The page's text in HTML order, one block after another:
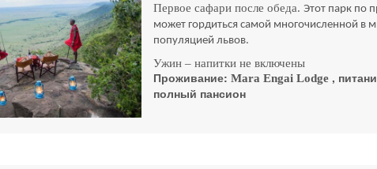
Первое сафари после обеда.Этот парк по
может гордиться самой многочисленной в
популяцией львов.
Ужин – напитки не включены
Проживание:Mara Engai Lodge ,
полный пансион